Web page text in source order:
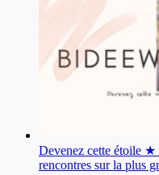
Devenez cette étoile ★
rencontres sur la plus